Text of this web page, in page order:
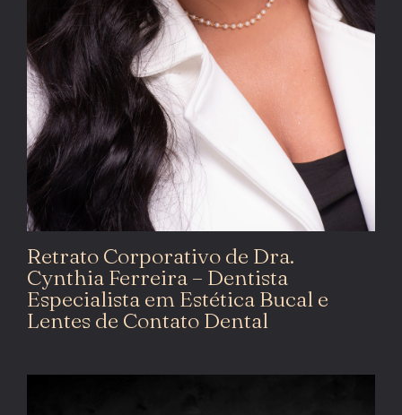
Retrato Corporativo de Dra.
Cynthia Ferreira – Dentista
Especialista em Estética Bucal e
Lentes de Contato Dental